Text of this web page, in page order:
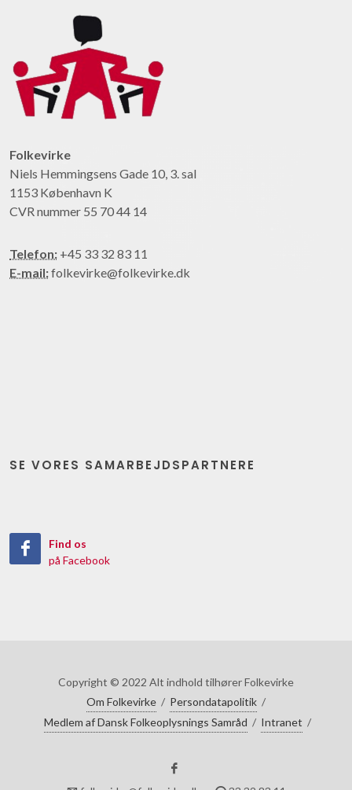
Folkevirke
Niels Hemmingsens Gade 10, 3. sal
1153 København K
CVR nummer 55 70 44 14
Telefon: +45 33 32 83 11
E-mail:folkevirke@folkevirke.dk
SE VORES SAMARBEJDSPARTNERE
Find os
på Facebook
Copyright © 2022 Alt indhold tilhører Folkevirke
Om Folkevirke / Persondatapolitik /
Medlem af Dansk Folkeoplysnings Samråd / Intranet /